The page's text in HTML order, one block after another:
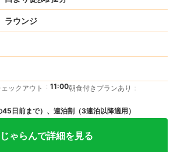
ラウンジ
ックアウト 11:00朝食付きプランあり
日前まで）、連泊割（3連泊以降適用）
じゃらんで詳細を見る